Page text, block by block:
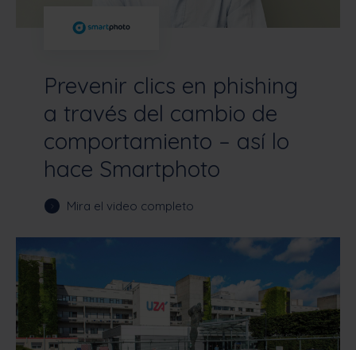
Prevenir clics en phishing
a través del cambio de
comportamiento – así lo
hace Smartphoto
Mira el video completo